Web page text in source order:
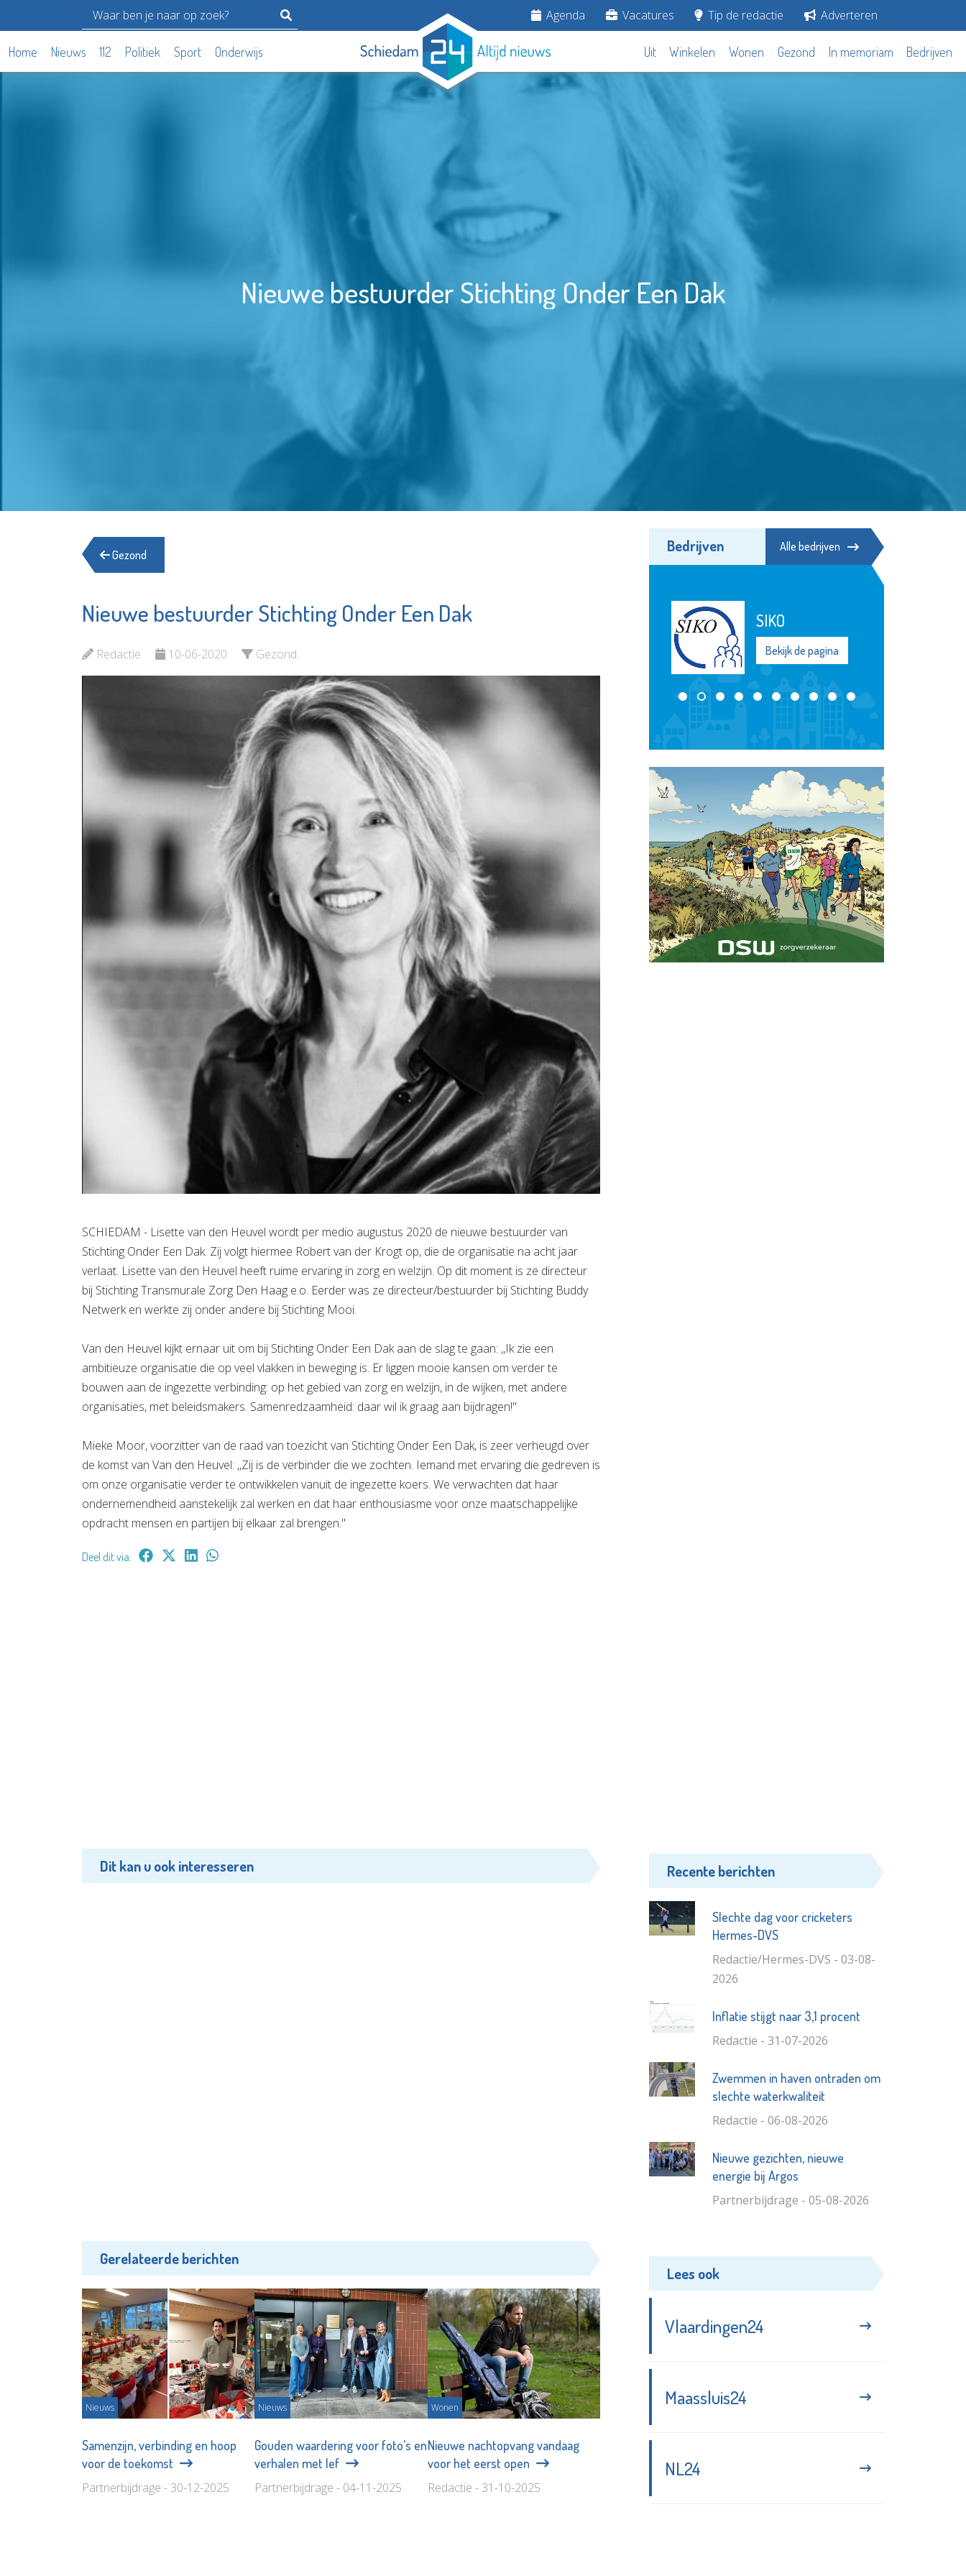
Agenda Vacatures Tip de redactie Adverteren
Home Nieuws 112 Politiek Sport Onderwijs Uit Winkelen Wonen Gezond In memoriam Bedrijven
Nieuwe bestuurder Stichting Onder Een Dak
Gezond
Nieuwe bestuurder Stichting Onder Een Dak
Redactie 10-06-2020 Gezond
SCHIEDAM - Lisette van den Heuvel wordt per medio augustus 2020 de nieuwe bestuurder van
Stichting Onder Een Dak. Zij volgt hiermee Robert van der Krogt op, die de organisatie na acht jaar
verlaat. Lisette van den Heuvel heeft ruime ervaring in zorg en welzijn. Op dit moment is ze directeur
bij Stichting Transmurale Zorg Den Haag e.o. Eerder was ze directeur/bestuurder bij Stichting Buddy
Netwerk en werkte zij onder andere bij Stichting Mooi.
Van den Heuvel kijkt ernaar uit om bij Stichting Onder Een Dak aan de slag te gaan: ,,Ik zie een
ambitieuze organisatie die op veel vlakken in beweging is. Er liggen mooie kansen om verder te
bouwen aan de ingezette verbinding: op het gebied van zorg en welzijn, in de wijken, met andere
organisaties, met beleidsmakers. Samenredzaamheid: daar wil ik graag aan bijdragen!''
Mieke Moor, voorzitter van de raad van toezicht van Stichting Onder Een Dak, is zeer verheugd over
de komst van Van den Heuvel: ,,Zij is de verbinder die we zochten. Iemand met ervaring die gedreven is
om onze organisatie verder te ontwikkelen vanuit de ingezette koers. We verwachten dat haar
ondernemendheid aanstekelijk zal werken en dat haar enthousiasme voor onze maatschappelijke
opdracht mensen en partijen bij elkaar zal brengen.''
Deel dit via:
Dit kan u ook interesseren
Gerelateerde berichten
Nieuws
Samenzijn, verbinding en hoop
voor de toekomst
Partnerbijdrage - 30-12-2025
Nieuws
Gouden waardering voor foto’s en
verhalen met lef
Partnerbijdrage - 04-11-2025
Wonen
Nieuwe nachtopvang vandaag
voor het eerst open
Redactie - 31-10-2025
Bedrijven Alle bedrijven
Stadsgehoorzaal
Bekijk de pagina
De Maatschappij
Departement
Waterweg-
Bekijk de pagina
SIKO
Bekijk de pagina
Recente berichten
Slechte dag voor cricketers
Hermes-DVS
Redactie/Hermes-DVS - 03-08-
2026
Inflatie stijgt naar 3,1 procent
Redactie - 31-07-2026
Zwemmen in haven ontraden om
slechte waterkwaliteit
Redactie - 06-08-2026
Nieuwe gezichten, nieuwe
energie bij Argos
Partnerbijdrage - 05-08-2026
Lees ook
Vlaardingen24
Maassluis24
NL24